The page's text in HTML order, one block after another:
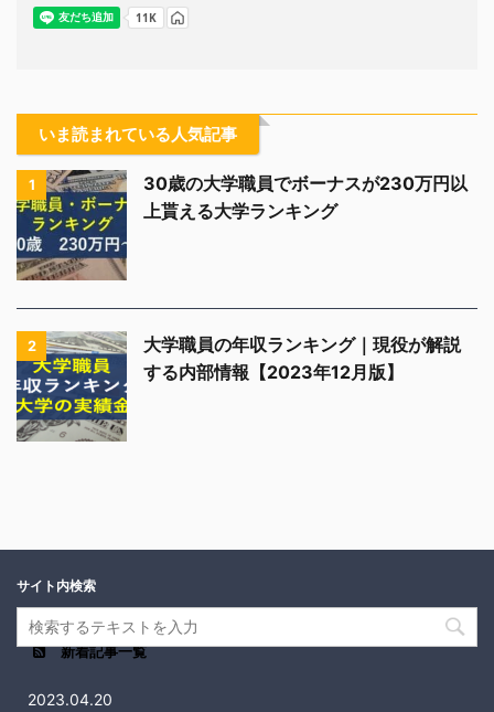
いま読まれている人気記事
1
30歳の大学職員でボーナスが230万円以
上貰える大学ランキング
2
大学職員の年収ランキング｜現役が解説
する内部情報【2023年12月版】
サイト内検索
新着記事一覧
2023.04.20